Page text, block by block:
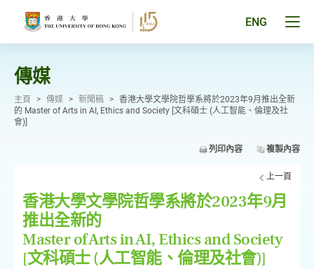
ENG
傳媒
主頁 > 傳媒 > 新聞稿 > 香港大學文學院哲學系將於2023年9月推出全新
的 Master of Arts in AI, Ethics and Society [文科碩士 (人工智能、倫理及社
會)]
列印內容 複製內容
上一頁
香港大學文學院哲學系將於2023年9月
推出全新的
Master of Arts in AI, Ethics and Society
[文科碩士 (人工智能、倫理及社會)]